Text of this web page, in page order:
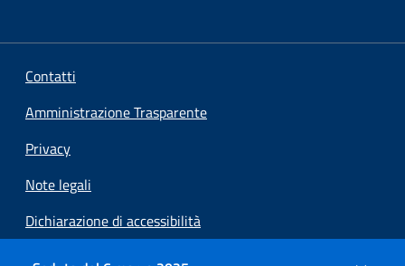
Contatti
Amministrazione Trasparente
Privacy
Note legali
Dichiarazione di accessibilità
Preferenze cookie